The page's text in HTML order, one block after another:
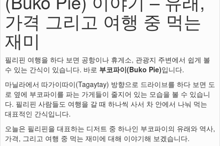
가격 그리고 여행 중 먹는
재미
필리핀 여행을 하다 보면 공항이나 휴게소, 관광지 주변에서 쉽게 볼
수 있는 간식이 있습니다. 바로 부코파이(Buko Pie)입니다.
마닐라에서 따가이따이(Tagaytay) 방향으로 드라이브를 하다 보면 도
로 옆에 부코파이를 파는 가게들이 줄지어 있는 모습을 볼 수 있습니
다. 필리핀 사람들도 여행을 갈 때 하나씩 사서 차 안에서 나눠 먹는
대표적인 간식입니다.
오늘은 필리핀을 대표하는 디저트 중 하나인 부코파이의 유래와 역사,
가격, 그리고 여행 중 먹는 재미에 대해 이야기해 보겠습니다.